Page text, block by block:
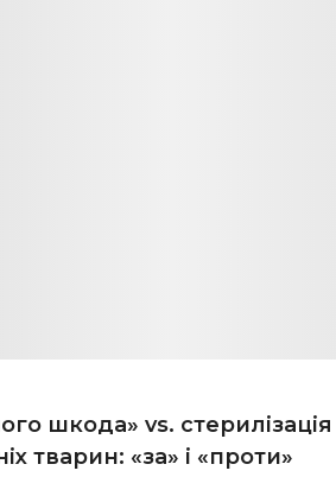
шкода» vs. стерилізація
тварин: «за» і «проти»